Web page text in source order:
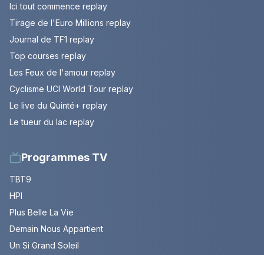
Ici tout commence replay
Tirage de l'Euro Millions replay
Journal de TF1 replay
Top courses replay
Les Feux de l'amour replay
Cyclisme UCI World Tour replay
Le live du Quinté+ replay
Le tueur du lac replay
Programmes TV
TBT9
HPI
Plus Belle La Vie
Demain Nous Appartient
Un Si Grand Soleil